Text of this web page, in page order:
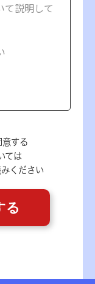
意する
ては
ください